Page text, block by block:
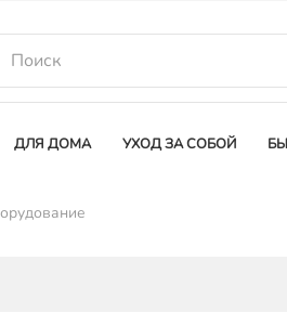
ДЛЯ ДОМА УХОД ЗА СОБОЙ